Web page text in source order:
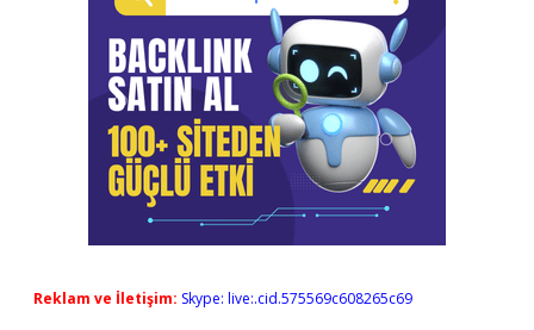
Reklam ve İletişim: Skype: live:.cid.575569c608265c69